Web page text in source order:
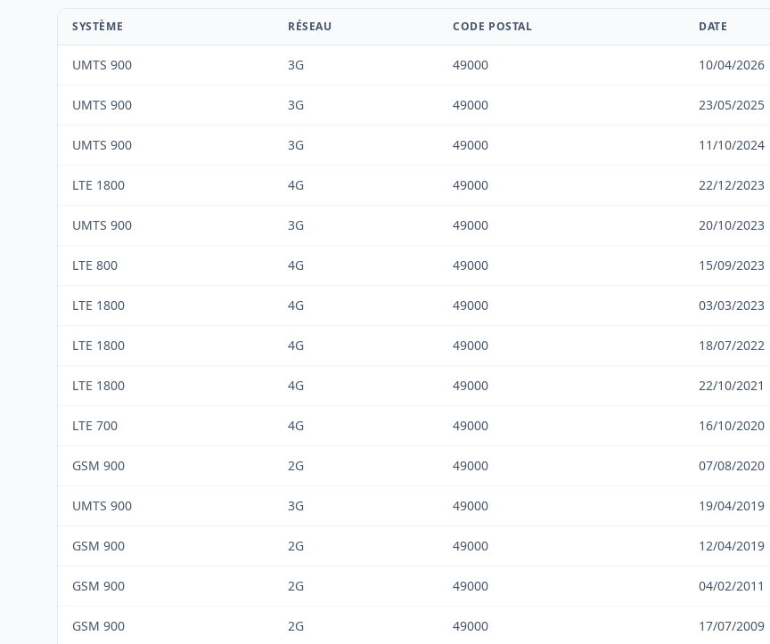
SYSTÈME RÉSEAU CODE POSTAL DATE
UMTS 900 3G 49000 10/04/2026
UMTS 900 3G 49000 23/05/2025
UMTS 900 3G 49000 11/10/2024
LTE 1800 4G 49000 22/12/2023
UMTS 900 3G 49000 20/10/2023
LTE 800 4G 49000 15/09/2023
LTE 1800 4G 49000 03/03/2023
LTE 1800 4G 49000 18/07/2022
LTE 1800 4G 49000 22/10/2021
LTE 700 4G 49000 16/10/2020
GSM 900 2G 49000 07/08/2020
UMTS 900 3G 49000 19/04/2019
GSM 900 2G 49000 12/04/2019
GSM 900 2G 49000 04/02/2011
GSM 900 2G 49000 17/07/2009